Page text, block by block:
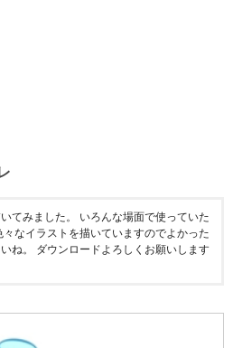
てみました。 いろんな場面で使っていた
なイラストを描いていますのでよかった
ね。 ダウンロードよろしくお願いします